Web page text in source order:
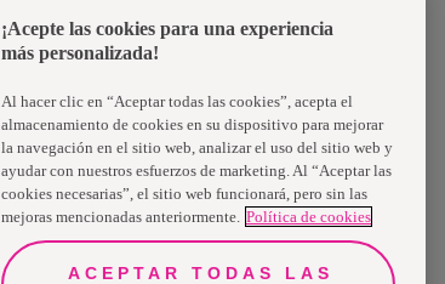
¡Acepte las cookies para una experiencia
más personalizada!
Al hacer clic en “Aceptar todas las cookies”, acepta el
almacenamiento de cookies en su dispositivo para mejorar
la navegación en el sitio web, analizar el uso del sitio web y
ayudar con nuestros esfuerzos de marketing. Al “Aceptar las
cookies necesarias”, el sitio web funcionará, pero sin las
mejoras mencionadas anteriormente. Política de cookies
ACEPTAR TODAS LAS